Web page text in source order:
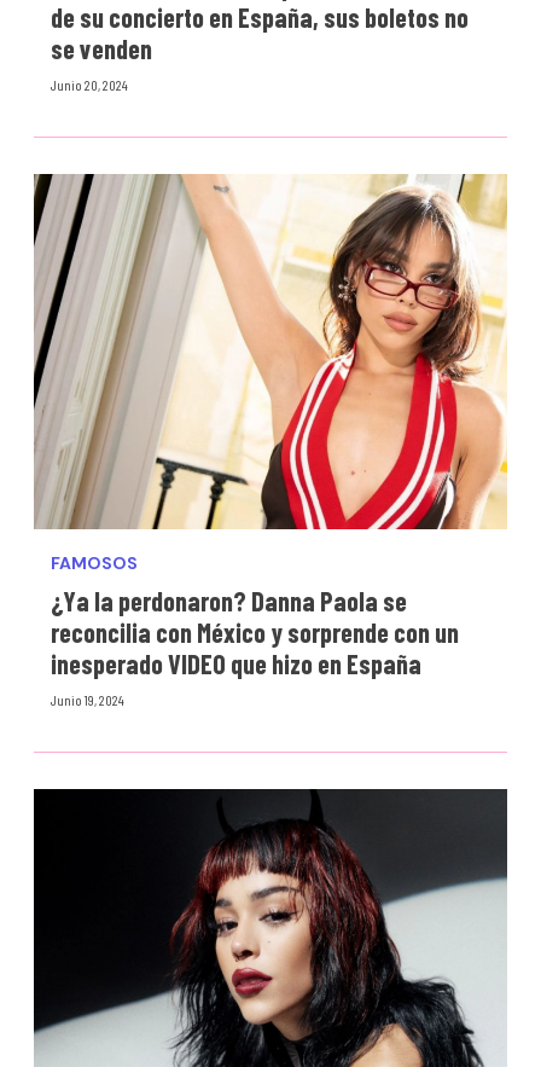
de su concierto en España, sus boletos no
se venden
Junio 20, 2024
FAMOSOS
¿Ya la perdonaron? Danna Paola se
reconcilia con México y sorprende con un
inesperado VIDEO que hizo en España
Junio 19, 2024